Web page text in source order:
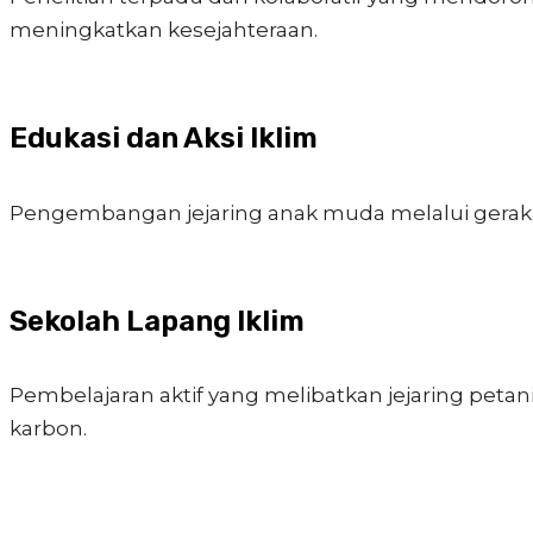
meningkatkan kesejahteraan.
Edukasi dan Aksi Iklim
Pengembangan jejaring anak muda melalui
Sekolah Lapang Iklim
Pembelajaran aktif yang melibatkan jejaring
karbon.